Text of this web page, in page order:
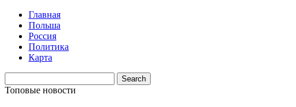
Главная
Польша
Россия
Политика
Карта
Топовые новости